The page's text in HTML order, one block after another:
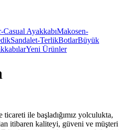
Casual AyakkabıMakosen-
Sandalet-TerlikBotlarBüyük
Yeni Ürünler
ticareti ile başladığımız yolculukta,
itibaren kaliteyi, güveni ve müşteri